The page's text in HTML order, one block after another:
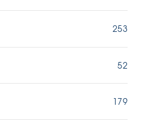
253
52
179